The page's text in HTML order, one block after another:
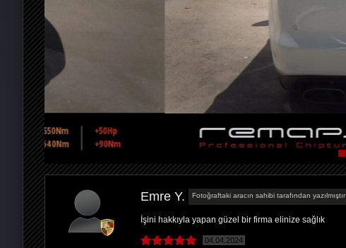
Emre Y. Fotoğraftaki aracın sahibi tarafından yazılmıştır
İşini hakkıyla yapan güzel bir firma elinize sağlık
04.04.2024